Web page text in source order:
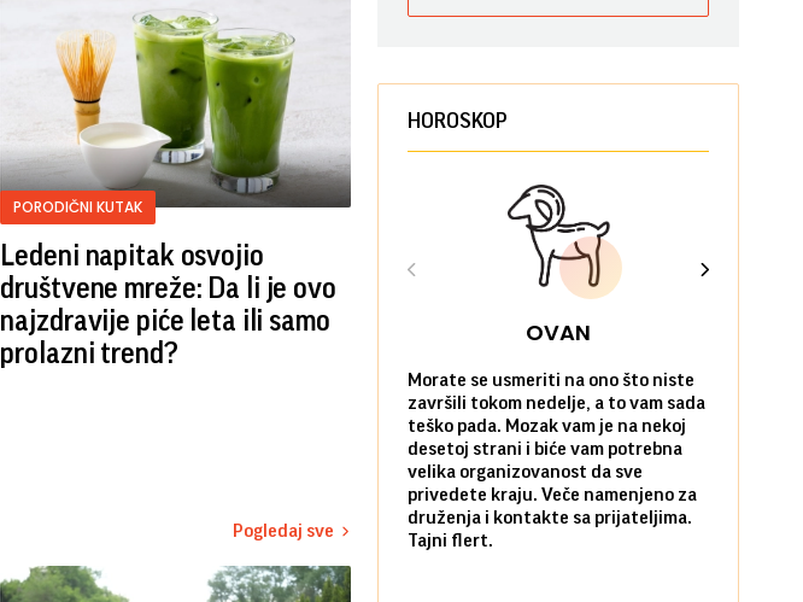
PORODIČNI KUTAK
Ledeni napitak osvojio
društvene mreže: Da li je ovo
najzdravije piće leta ili samo
prolazni trend?
Pogledaj sve
HOROSKOP
OVAN
Morate se usmeriti na ono što niste
završili tokom nedelje, a to vam sada
teško pada. Mozak vam je na nekoj
desetoj strani i biće vam potrebna
velika organizovanost da sve
privedete kraju. Veče namenjeno za
druženja i kontakte sa prijateljima.
Tajni flert.